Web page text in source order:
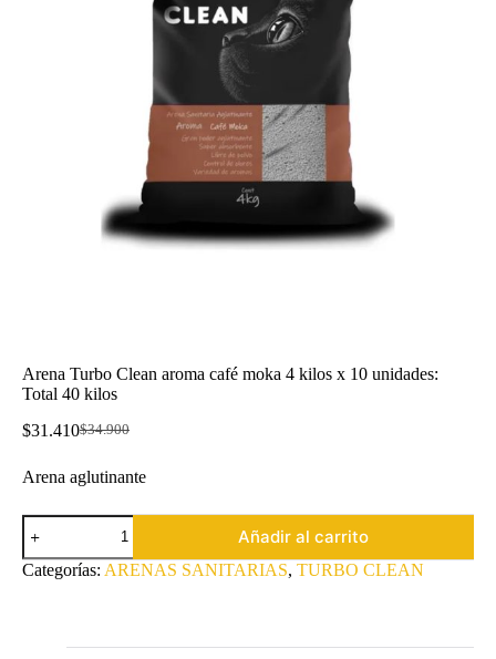
Arena Turbo Clean aroma café moka 4 kilos x 10 unidades:
Total 40 kilos
$34.900
El
original
$34.900.
$31.410El
actual
$31.410.
Arena aglutinante
Arena
Turbo
Clean
aroma
Añadir al carrito
Categorías: ARENAS SANITARIAS, TURBO CLEAN